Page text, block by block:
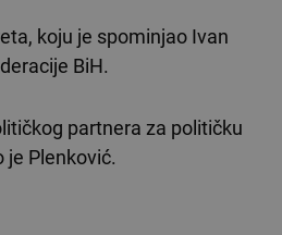
koju je spominjao Ivan
BiH.
partnera za političku
Plenković.